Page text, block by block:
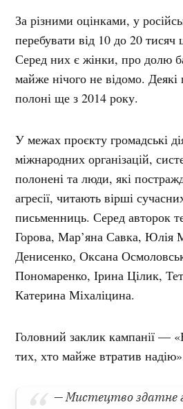
За різними оцінками, у
перебувати від 10 до 20 тисяч
Серед них є жінки, про долю
майже нічого не відомо. Деякі
полоні ще з 2014 року.
У межах проєкту громадські
міжнародних організацій,
полонені та люди, які
агресії, читають вірші
письменниць. Серед авторок
Горова, Мар’яна Савка, Юлія
Денисенко, Оксана
Пономаренко, Ірина Цілик,
Катерина Міхаліцина.
Головний заклик кампанії —
тих, хто майже втратив
— Мистецтво здатне